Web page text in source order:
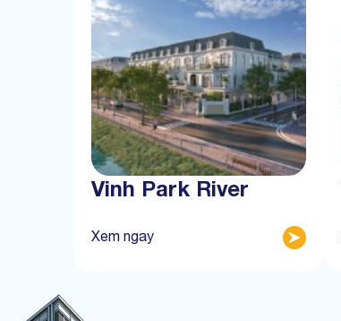
Vinh Park River
Xem ngay